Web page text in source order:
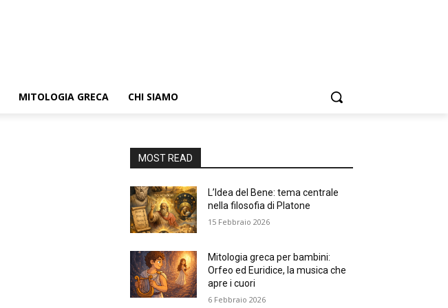
MITOLOGIA GRECA CHI SIAMO
MOST READ
L’Idea del Bene: tema centrale
nella filosofia di Platone
15 Febbraio 2026
Mitologia greca per bambini:
Orfeo ed Euridice, la musica che
apre i cuori
6 Febbraio 2026